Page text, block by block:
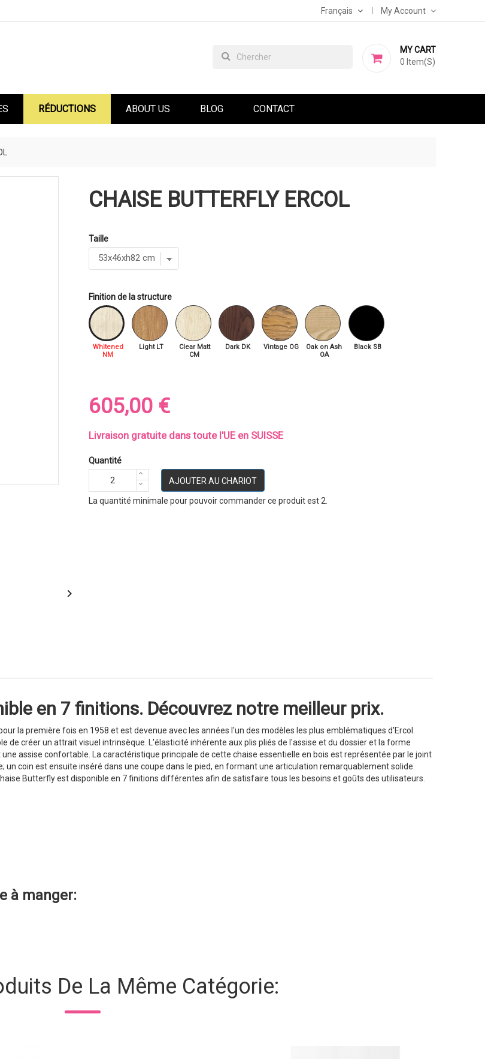
Français My Account
MY CART
0 Item(s)
RÉDUCTIONS ABOUT US BLOG CONTACT

CHAISE BUTTERFLY ERCOL
Taille
Finition de la structure
Whitened
NM
Light LT
Clear Matt
CM
Dark DK Vintage OG
Oak on Ash
OA
Black SB
605,00 €
Livraison gratuite dans toute l'UE en SUISSE
Quantité
AJOUTER AU CHARIOT
La quantité minimale pour pouvoir commander ce produit est 2.
en 7 finitions. Découvrez notre meilleur prix.
la première fois en 1958 et est devenue avec les années l'un des modèles les plus emblématiques d'Ercol.
de créer un attrait visuel intrinsèque. L'élasticité inhérente aux plis pliés de l'assise et du dossier et la forme
assise confortable. La caractéristique principale de cette chaise essentielle en bois est représentée par le joint
un coin est ensuite inséré dans une coupe dans le pied, en formant une articulation remarquablement solide.
Butterfly est disponible en 7 finitions différentes afin de satisfaire tous les besoins et goûts des utilisateurs.
à manger:
De La Même Catégorie: